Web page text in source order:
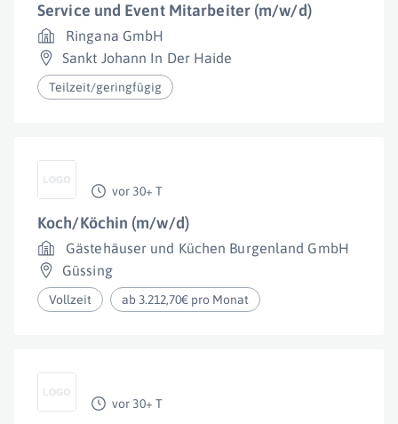
Service und Event Mitarbeiter (m/w/d)
Ringana GmbH
Sankt Johann In Der Haide
Teilzeit/geringfügig
vor 30+ T
Koch/Köchin (m/w/d)
Gästehäuser und Küchen Burgenland GmbH
Güssing
Vollzeit ab 3.212,70€ pro Monat
vor 30+ T